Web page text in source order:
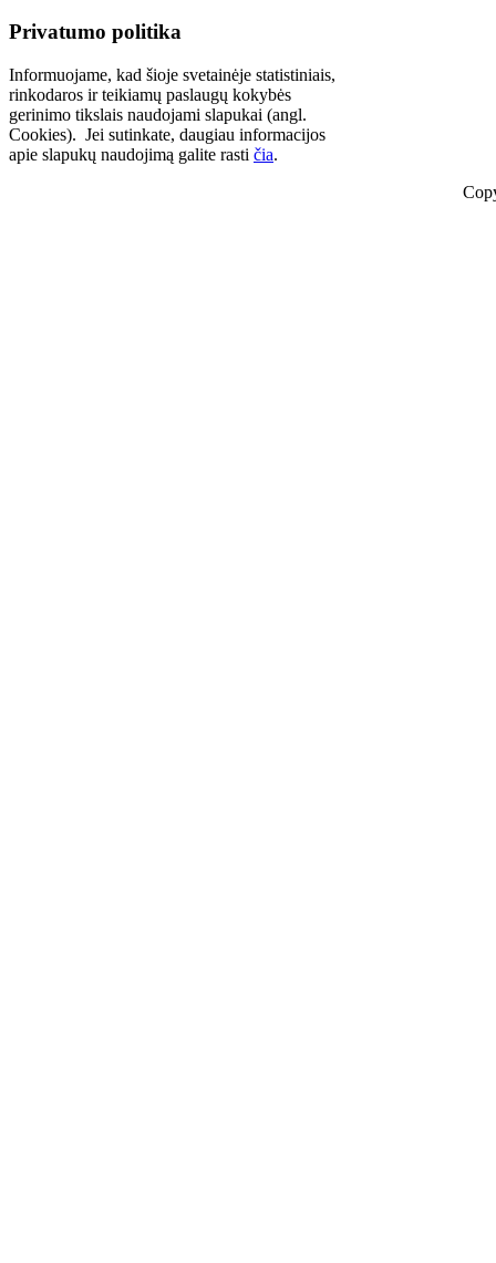
Privatumo politika
Informuojame, kad šioje svetainėje statistiniais,
rinkodaros ir teikiamų paslaugų kokybės
gerinimo tikslais naudojami slapukai (angl.
Cookies). Jei sutinkate, daugiau informacijos
apie slapukų naudojimą galite rasti čia.